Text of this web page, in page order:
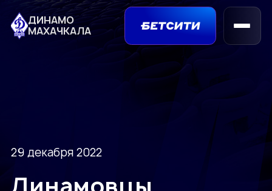
ДИНАМО
МАХАЧКАЛА
29 декабря 2022